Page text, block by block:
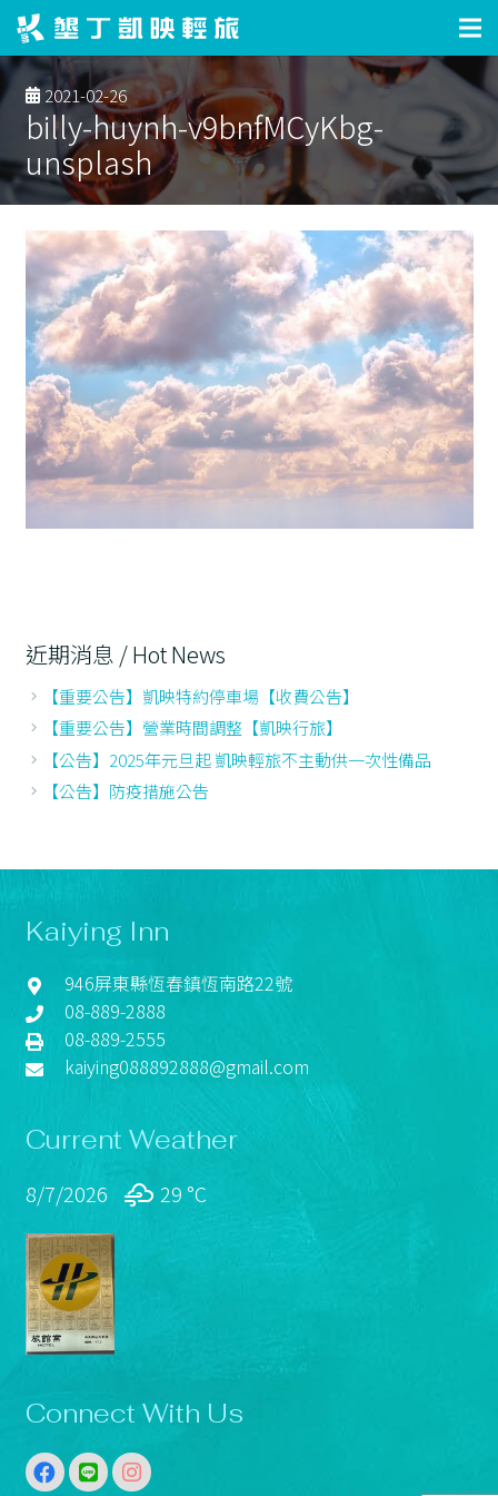
2021-02-26
billy-huynh-v9bnfMCyKbg-
unsplash
近期消息 / Hot News
【重要公告】凱映特約停車場【收費公告】
【重要公告】營業時間調整【凱映行旅】
【公告】2025年元旦起 凱映輕旅不主動供一次性備品
【公告】防疫措施公告
Kaiying Inn
946屏東縣恆春鎮恆南路22號
08-889-2888
08-889-2555
kaiying088892888@gmail.com
Current Weather
8/7/2026 29 °C
Connect With Us